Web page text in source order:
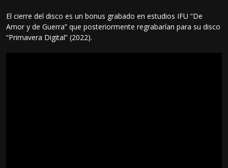
El cierre del disco es un bonus grabado en estudios IFU “De
Amor y de Guerra” que posteriormente regrabarían para su disco
“Primavera Digital” (2022).